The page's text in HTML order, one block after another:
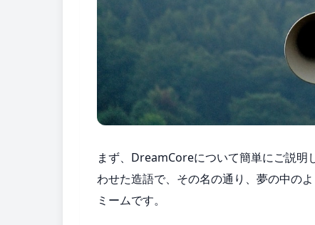
まず、DreamCoreについて簡単にご説明
わせた造語で、その名の通り、夢の中の
ミームです。